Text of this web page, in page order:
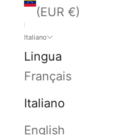
(EUR €)
Italiano
Lingua
Français
Italiano
English